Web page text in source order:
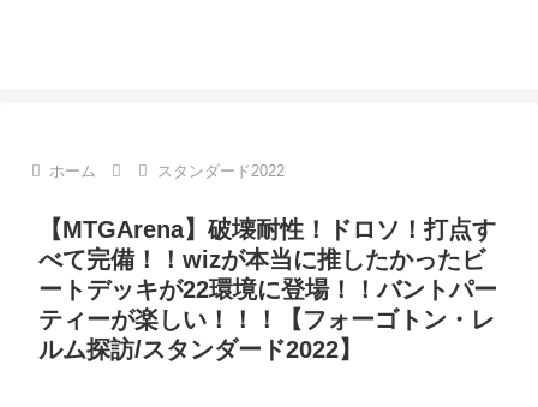
ホーム スタンダード2022
【MTGArena】破壊耐性！ドロソ！打点す
べて完備！！wizが本当に推したかったビ
ートデッキが22環境に登場！！バントパー
ティーが楽しい！！！【フォーゴトン・レ
ルム探訪/スタンダード2022】